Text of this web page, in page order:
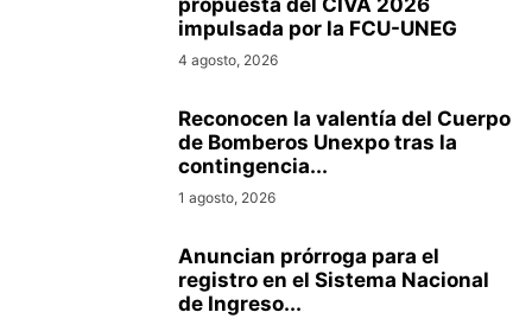
propuesta del CIVA 2026
impulsada por la FCU-UNEG
4 agosto, 2026
Reconocen la valentía del Cuerpo
de Bomberos Unexpo tras la
contingencia...
1 agosto, 2026
Anuncian prórroga para el
registro en el Sistema Nacional
de Ingreso...